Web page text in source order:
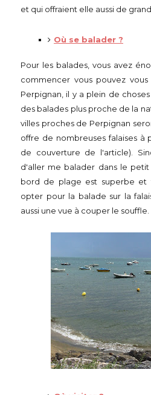
et qui offraient elle aussi de
Où se balader ?
Pour les balades, vous avez
commencer vous pouvez
Perpignan, il y a plein de
des balades plus proche de la
villes proches de Perpignan
offre de nombreuses falaises
de couverture de l'article).
d'aller me balader dans le petit
bord de plage est superbe et
opter pour la balade sur la
aussi une vue à couper le souffle.